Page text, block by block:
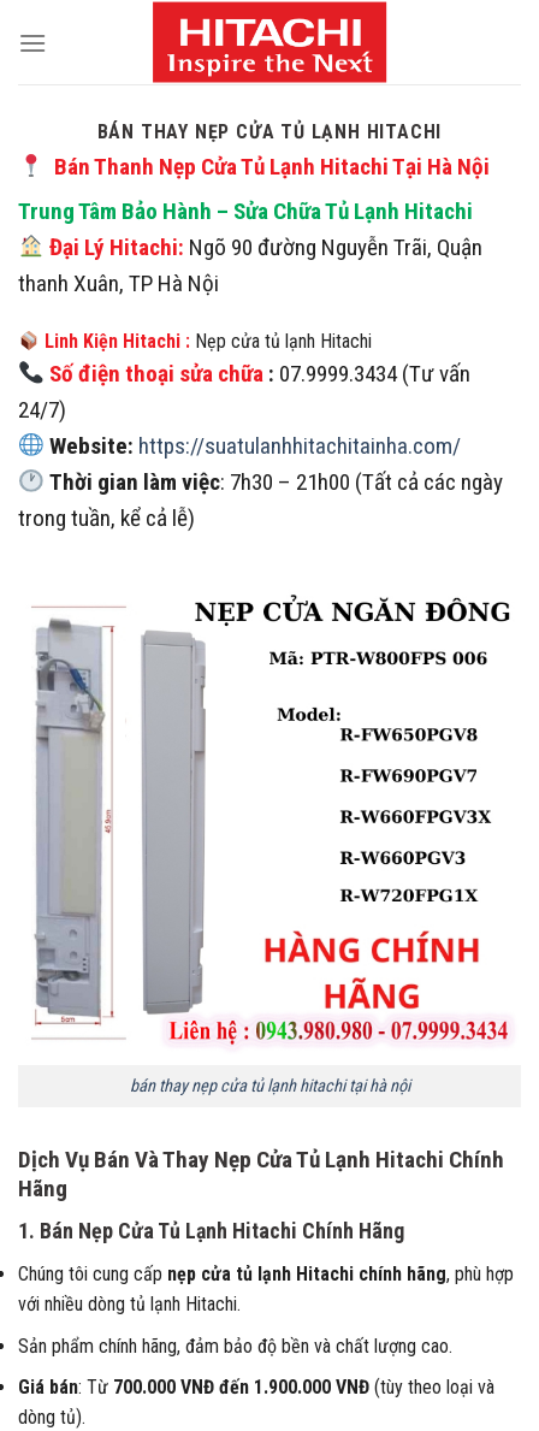
BÁN THAY NẸP CỬA TỦ LẠNH HITACHI
Bán Thanh Nẹp Cửa Tủ Lạnh Hitachi Tại Hà Nội
Trung Tâm Bảo Hành – Sửa Chữa Tủ Lạnh Hitachi
Đại Lý Hitachi: Ngõ 90 đường Nguyễn Trãi, Quận
thanh Xuân, TP Hà Nội
Linh Kiện Hitachi : Nẹp cửa tủ lạnh Hitachi
Số điện thoại sửa chữa: 07.9999.3434 (Tư vấn
24/7)
Website: https://suatulanhhitachitainha.com/
Thời gian làm việc: 7h30 – 21h00 (Tất cả các ngày
trong tuần, kể cả lễ)
bán thay nẹp cửa tủ lạnh hitachi tại hà nội
Dịch Vụ Bán Và Thay Nẹp Cửa Tủ Lạnh Hitachi Chính
Hãng
1. Bán Nẹp Cửa Tủ Lạnh Hitachi Chính Hãng
Chúng tôi cung cấp nẹp cửa tủ lạnh Hitachi chính hãng, phù hợp
với nhiều dòng tủ lạnh Hitachi.
Sản phẩm chính hãng, đảm bảo độ bền và chất lượng cao.
Giá bán: Từ 700.000 VNĐ đến 1.900.000 VNĐ (tùy theo loại và
dòng tủ).